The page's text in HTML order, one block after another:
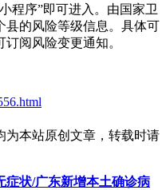
程序”即可进入。由国家卫
县的风险等级信息。具体可
阅风险变更通知。
为本站原创文章，转载时请
症状/广东新增本土确诊病